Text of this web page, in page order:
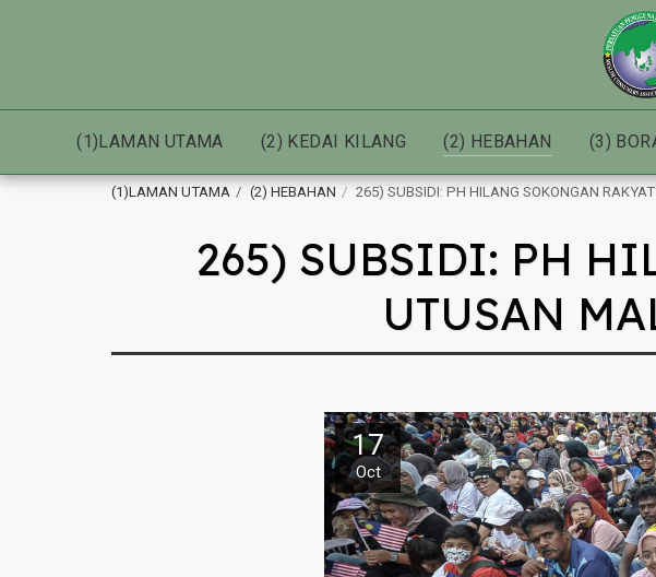
(1)LAMAN UTAMA (2) KEDAI KILANG (2) HEBAHAN (3)
(1)LAMAN UTAMA (2) HEBAHAN 265) SUBSIDI: PH HILANG SOKONGAN
265) SUBSIDI: PH
UTUSAN
17
Oct